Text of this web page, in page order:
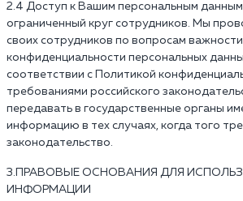
2.4 Доступ к Вашим персональным
ограниченный круг сотрудников. Мы
своих сотрудников по вопросам
конфиденциальности персональных
соответствии с Политикой
требованиями российского
передавать в государственные органы
информацию в тех случаях, когда того
законодательство.
3.ПРАВОВЫЕ ОСНОВАНИЯ ДЛЯ
ИНФОРМАЦИИ